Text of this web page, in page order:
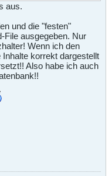
aus.
und die "festen"
File ausgegeben. Nur
Wenn ich den
korrekt dargestellt
Also habe ich auch